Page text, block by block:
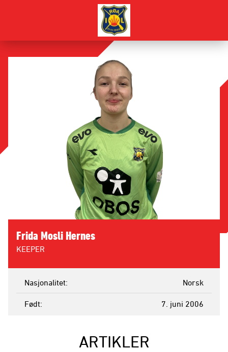
Frida Mosli Hernes
KEEPER
Nasjonalitet Norsk
Født 7. juni 2006
ARTIKLER